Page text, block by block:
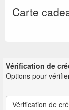
Carte
Vérification de
Options pour
Vérification de